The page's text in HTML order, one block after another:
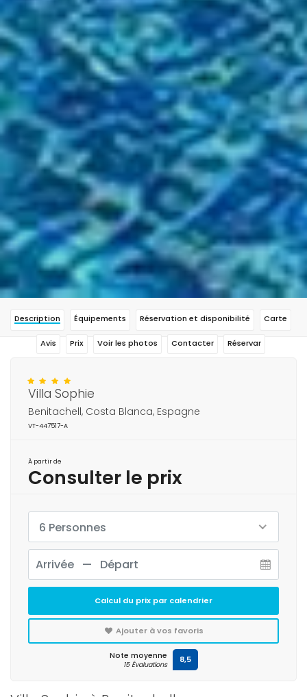
Description Équipements Réservation et disponibilité Carte
Avis Prix Voir les photos Contacter Réservar
Villa Sophie
Benitachell, Costa Blanca, Espagne
VT-447517-A
À partir de
Consulter le prix
6 Personnes
Calcul du prix par calendrier
Ajouter à vos favoris
Note moyenne
15 Évaluations 8,5